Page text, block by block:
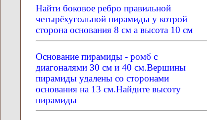
Найти боковое ребро правильной
четырёхугольной пирамиды у котрой
сторона основания 8 см а высота 10 см
Основание пирамиды - ромб с
диагоналями 30 см и 40 см.Вершины
пирамиды удалены со сторонами
основания на 13 см.Найдите высоту
пирамиды